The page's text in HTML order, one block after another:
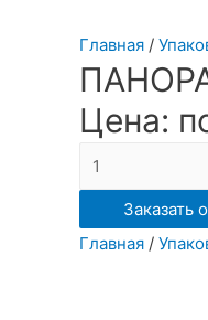
Главная /
Цена:
Количество
ПАНОРАМНЫЙ
КОНТЕЙНЕР
Заказать
Главная /